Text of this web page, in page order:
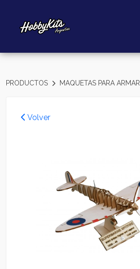
PRODUCTOS MAQUETAS PARA ARMAR
Volver